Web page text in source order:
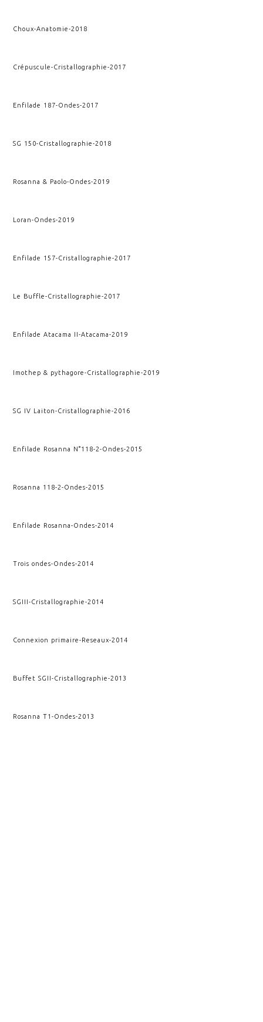
Choux-Anatomie-2018
Crépuscule-Cristallographie-2017
Enfilade 187-Ondes-2017
SG 150-Cristallographie-2018
Rosanna & Paolo-Ondes-2019
Loran-Ondes-2019
Enfilade 157-Cristallographie-2017
Le Buffle-Cristallographie-2017
Enfilade Atacama II-Atacama-2019
Imothep & pythagore-Cristallographie-2019
SG IV Laiton-Cristallographie-2016
Enfilade Rosanna N°118-2-Ondes-2015
Rosanna 118-2-Ondes-2015
Enfilade Rosanna-Ondes-2014
Trois ondes-Ondes-2014
SGIII-Cristallographie-2014
Connexion primaire-Reseaux-2014
Buffet SGII-Cristallographie-2013
Rosanna T1-Ondes-2013